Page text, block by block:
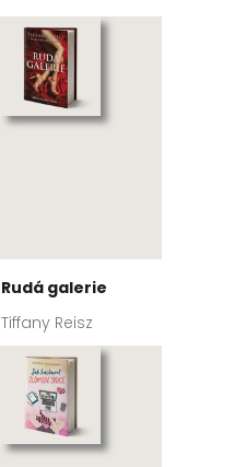
Rudá galerie
Tiffany Reisz